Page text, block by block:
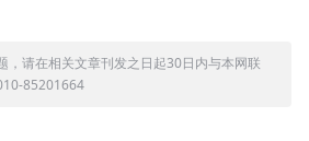
，请在相关文章刊发之日起30日内与本网联
85201664